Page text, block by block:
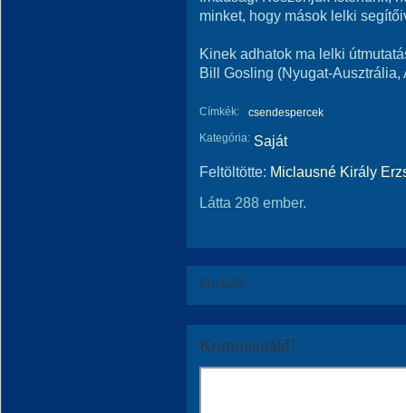
minket, hogy mások lelki
Kinek adhatok ma lelki
Bill Gosling (Nyugat-Ausztrália,
Címkék:
csendespercek
Kategória: Saját
Feltöltötte: Miclausné Király
Látta 288 ember.
Értékeld!
Kommentáld!